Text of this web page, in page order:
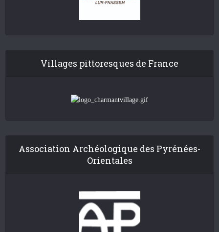
Villages pittoresques de France
Association Archéologique des Pyrénées-
Orientales